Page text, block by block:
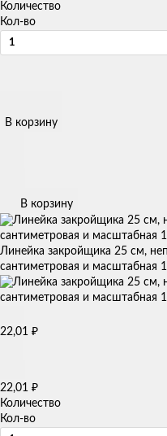
Количество
Кол-во
В корзину
В корзину
Линейка закройщика 25 см,
сантиметровая и
22,01 ₽
22,01 ₽
Количество
Кол-во